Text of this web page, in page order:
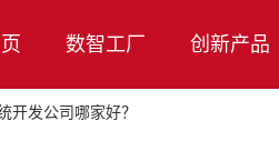
数智工厂 创新产品
开发公司哪家好？